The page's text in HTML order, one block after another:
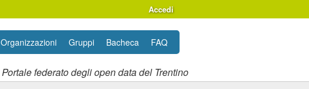
Accedi
Portale federato degli open data del Trentino
Organizzazioni Gruppi Bacheca FAQ